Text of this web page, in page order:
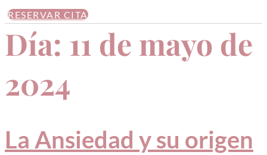
RESERVAR CITA
Día: 11 de mayo de
2024
La Ansiedad y su origen